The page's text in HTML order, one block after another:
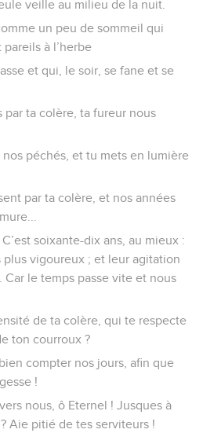
et son trône devant
il se maintiendra. Là-haut, le
» Pause
as rejeté, celui qui avait reçu
t’es fâché contre lui.
faite avec ton serviteur, tu as
à terre.
dans tous ses remparts, et ses
ses voisins le raillent.
ses oppresseurs et tu as rempli
coups de son glaive. Tu ne l’as
jeté bas son trône,
te cacheras-tu et laisseras-tu
courte, as-tu donc créé pour le